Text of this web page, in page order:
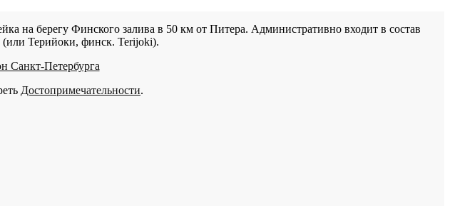
на берегу Финского залива в 50 км от Питера. Административно входит в состав
(или Терийоки, финск. Terijoki).
Достопримечательности.